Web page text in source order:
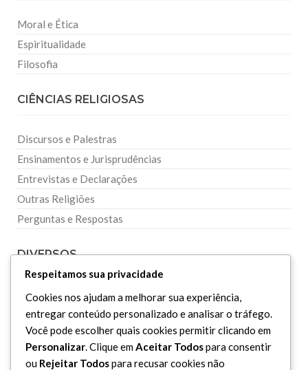
Moral e Ética
Espiritualidade
Filosofia
CIÊNCIAS RELIGIOSAS
Discursos e Palestras
Ensinamentos e Jurisprudências
Entrevistas e Declarações
Outras Religiões
Perguntas e Respostas
DIVERSOS
Curiosidades
Dicionário Islâmico
Downloads
Respeitamos sua privacidade
Cookies nos ajudam a melhorar sua experiência,
entregar conteúdo personalizado e analisar o tráfego.
Você pode escolher quais cookies permitir clicando em
Personalizar. Clique emAceitar Todospara consentir
ou Rejeitar Todospara recusar cookies não